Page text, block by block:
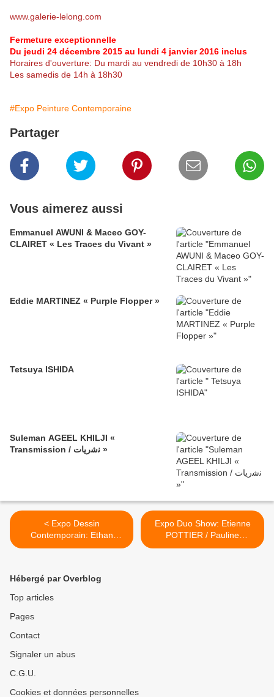
www.galerie-lelong.com
Fermeture exceptionnelle
Du jeudi 24 décembre 2015 au lundi 4 janvier 2016 inclus
Horaires d'ouverture: Du mardi au vendredi de 10h30 à 18h
Les samedis de 14h à 18h30
#Expo Peinture Contemporaine
Partager
Vous aimerez aussi
Emmanuel AWUNI & Maceo GOY-
CLAIRET « Les Traces du Vivant »
Eddie MARTINEZ « Purple Flopper »
Tetsuya ISHIDA
Suleman AGEEL KHILJI «
Transmission / ﻧﺷرﯾﺎت »
< Expo Dessin
Contemporain: Ethan
MURROW "Hankering for
Expo Duo Show: Etienne
POTTIER / Pauline
SARRUS "Babel" >
Hébergé par Overblog
Top articles
Pages
Contact
Signaler un abus
C.G.U.
Cookies et données personnelles